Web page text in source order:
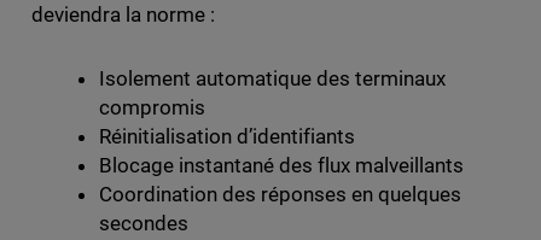
deviendra la norme :
Isolement automatique des terminaux
compromis
Réinitialisation d’identifiants
Blocage instantané des flux malveillants
Coordination des réponses en quelques
secondes